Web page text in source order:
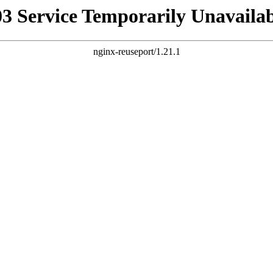
Service Temporarily
nginx-reuseport/1.21.1